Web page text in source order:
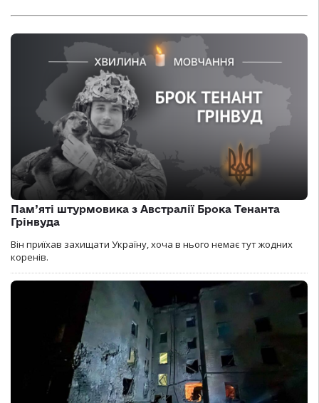
Пам’яті штурмовика з Австралії Брока Тенанта
Грінвуда
Він приїхав захищати Україну, хоча в нього немає тут жодних
коренів.